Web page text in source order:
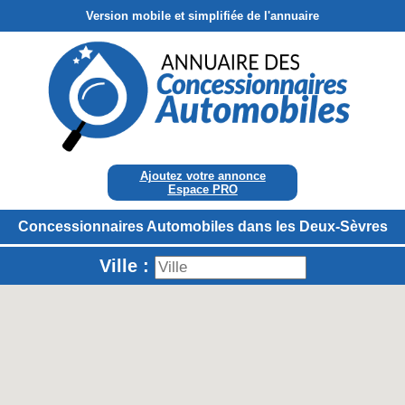
Version mobile et simplifiée de l'annuaire
Ajoutez votre annonce
Espace PRO
Concessionnaires Automobiles dans les Deux-Sèvres
Ville :